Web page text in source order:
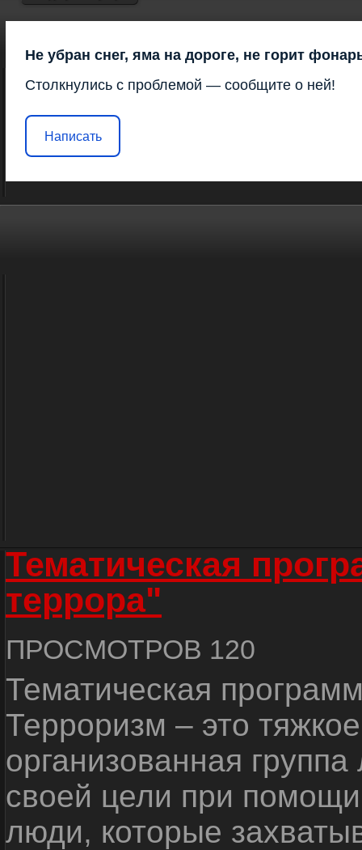
Не убран снег, яма на дороге, не горит
Столкнулись с проблемой — сообщите о ней!
Написать
Тематическая
террора"
ПРОСМОТРОВ 120
Тематическая
Терроризм – это
организованная
своей цели при
люди, которые